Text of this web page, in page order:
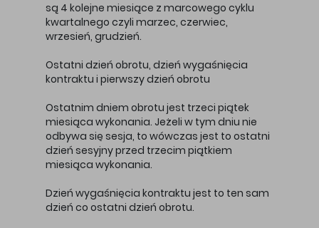
są 4 kolejne miesiące z marcowego cyklu
kwartalnego czyli marzec, czerwiec,
wrzesień, grudzień.
Ostatni dzień obrotu, dzień wygaśnięcia
kontraktu i pierwszy dzień obrotu
Ostatnim dniem obrotu jest trzeci piątek
miesiąca wykonania. Jeżeli w tym dniu nie
odbywa się sesja, to wówczas jest to ostatni
dzień sesyjny przed trzecim piątkiem
miesiąca wykonania.
Dzień wygaśnięcia kontraktu jest to ten sam
dzień co ostatni dzień obrotu.